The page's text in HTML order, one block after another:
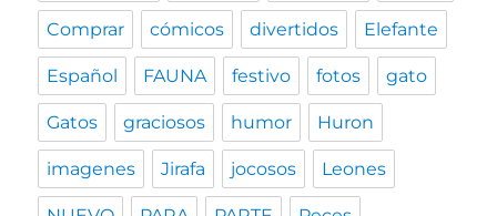
Comprar cómicos divertidos Elefante
Español FAUNA festivo fotos gato
Gatos graciosos humor Huron
imagenes Jirafa jocosos Leones